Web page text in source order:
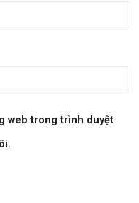
web trong trình duyệt